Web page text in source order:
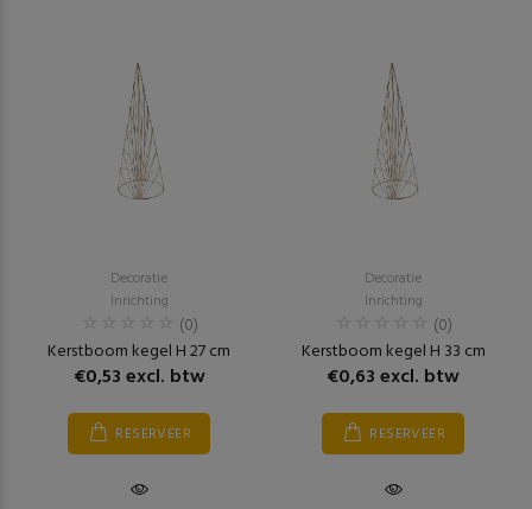
Decoratie
Inrichting
(0)
Kerstboom kegel H 27 cm
€0,53 excl. btw
RESERVEER
Decoratie
Inrichting
(0)
Kerstboom kegel H 33 cm
€0,63 excl. btw
RESERVEER